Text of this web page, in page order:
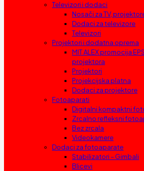
Televizori i dodaci
Nosači za TV,
Dodaci za televizore
Televizori
Projektori i dodatna oprema
MIT ALEX promocija
projektora
Projektori
Projekcijska platna
Dodaci za projektore
Fotoaparati
Digitalni kompaktni
Zrcalno refleksni
Bez zrcala
Videokamere
Dodaci za fotoaparate
Stabilizatori – Gimbali
Blicevi